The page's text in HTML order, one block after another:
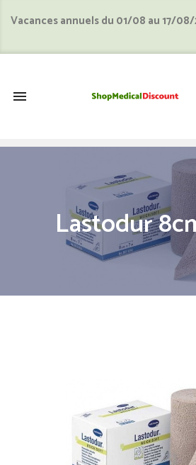
Vacances annuels du 01/08 au 17/

Lastodur